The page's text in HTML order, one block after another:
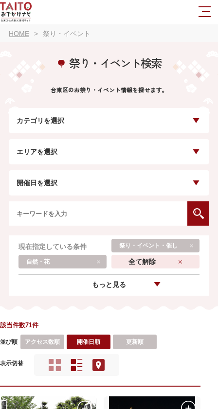
HOME 祭り・イベント
祭り・イベント検索
台東区のお祭り・イベント情報を探せます。
カテゴリを選択
エリアを選択
開催日を選択
現在指定している条件 祭り・イベント・催し
自然・花 全て解除
もっと見る
該当件数71件
並び順 アクセス数順 開催日順 更新順
表示切替